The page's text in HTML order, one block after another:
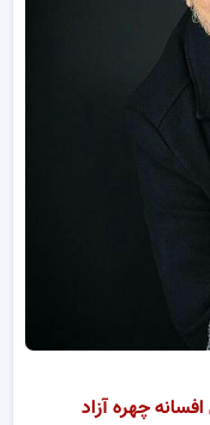
چهره آزاد